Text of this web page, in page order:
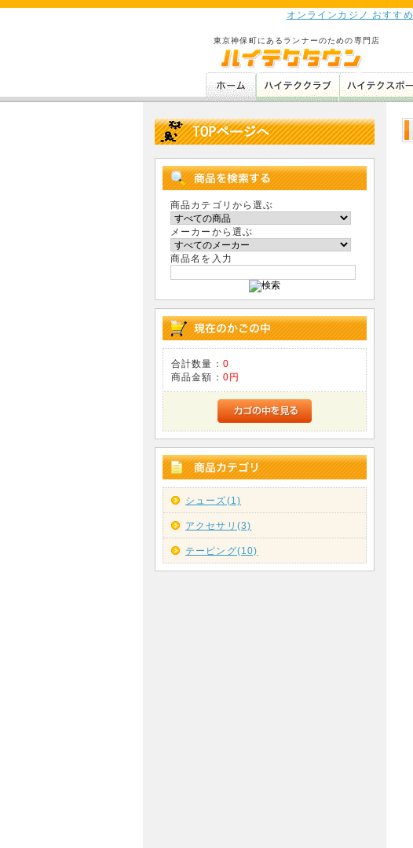
オンラインカジノ おすすめ
東京神保町にあるランナーのための専門店
商品カテゴリから選ぶ
メーカーから選ぶ
商品名を入力
合計数量： 0
商品金額： 0円
シューズ(1)
アクセサリ(3)
テーピング(10)